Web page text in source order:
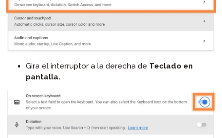
Gira el interruptor a la derecha de Teclado en
pantalla.